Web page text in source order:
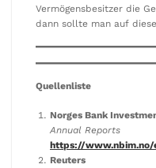
Vermögensbesitzer die
dann sollte man auf
Quellenliste
Norges Bank
Annual Reports
https://
Reuters